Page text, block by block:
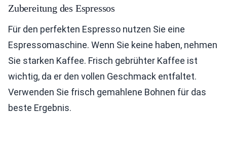
Zubereitung des Espressos
Für den perfekten Espresso nutzen Sie eine
Espressomaschine. Wenn Sie keine haben, nehmen
Sie starken Kaffee. Frisch gebrühter Kaffee ist
wichtig, da er den vollen Geschmack entfaltet.
Verwenden Sie frisch gemahlene Bohnen für das
beste Ergebnis.